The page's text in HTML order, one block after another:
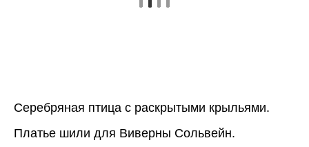
Серебряная птица с раскрытыми крыльями.
Платье шили для Виверны Сольвейн.